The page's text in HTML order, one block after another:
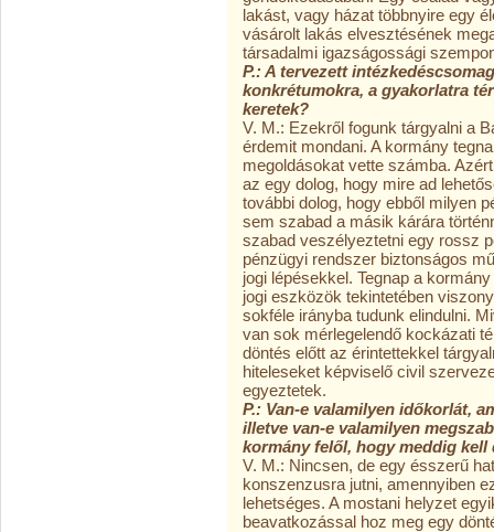
lakást, vagy házat többnyire egy
vásárolt lakás elvesztésének
társadalmi igazságossági
P.: A tervezett
konkrétumokra, a gyakorlatra
keretek?
V. M.: Ezekről fogunk tárgyalni a
érdemit mondani. A kormány
megoldásokat vette számba.
az egy dolog, hogy mire ad
további dolog, hogy ebből milyen
sem szabad a másik kárára
szabad veszélyeztetni egy rossz
pénzügyi rendszer biztonságos
jogi lépésekkel. Tegnap a
jogi eszközök tekintetében
sokféle irányba tudunk elindulni.
van sok mérlegelendő kockázati
döntés előtt az érintettekkel
hiteleseket képviselő civil
egyeztetek.
P.: Van-e valamilyen időkorlát,
illetve van-e valamilyen
kormány felől, hogy meddig
V. M.: Nincsen, de egy ésszerű
konszenzusra jutni, amennyiben
lehetséges. A mostani helyzet
beavatkozással hoz meg egy